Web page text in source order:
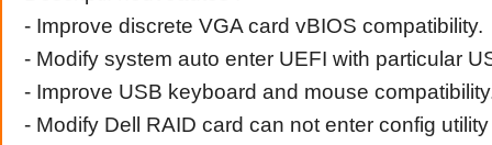
- Improve discrete VGA card vBIOS compatibility.
- Modify system auto enter UEFI with particular
- Improve USB keyboard and mouse
- Modify Dell RAID card can not enter config